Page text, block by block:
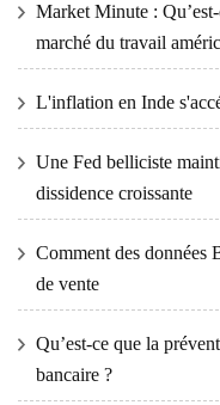
Market Minute :
marché du travail
L'inflation en Inde
Une Fed belliciste
dissidence croissante
Comment des données
de vente
Qu’est-ce que la
bancaire ?